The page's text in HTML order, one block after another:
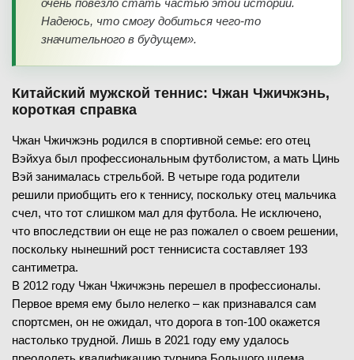
очень повезло стать частью этой истории.
Надеюсь, что смогу добиться чего-то
значительного в будущем».
Китайский мужской теннис: Чжан Чжичжэнь,
короткая справка
Чжан Чжичжэнь родился в спортивной семье: его отец
Вэйхуа был профессиональным футболистом, а мать Цинь
Вэй занималась стрельбой. В четыре года родители
решили приобщить его к теннису, поскольку отец мальчика
счел, что тот слишком мал для футбола. Не исключено,
что впоследствии он еще не раз пожалел о своем решении,
поскольку нынешний рост теннисиста составляет 193
сантиметра.
В 2012 году Чжан Чжичжэнь перешел в профессионалы.
Первое время ему было нелегко – как признавался сам
спортсмен, он не ожидал, что дорога в топ-100 окажется
настолько трудной. Лишь в 2021 году ему удалось